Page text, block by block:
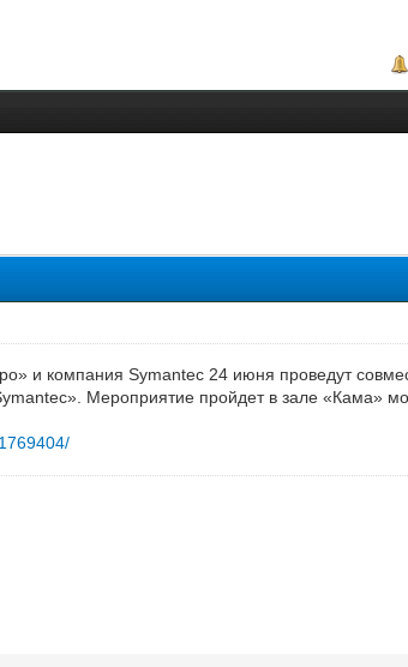
и компания Symantec 24 июня проведут
Мероприятие пройдет в зале «Кама»